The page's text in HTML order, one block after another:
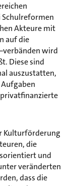
Akteure mit
auf die
wird
Diese sind
auszustatten,
Kulturförderung
die
und
veränderten
dass die